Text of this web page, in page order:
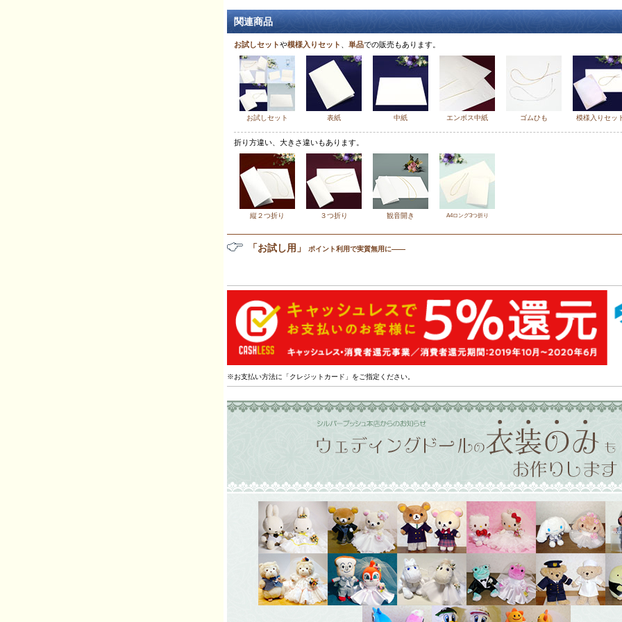
関連商品
お試しセットや模様入りセット 単品での販売もあります。
お試しセット 表紙 中紙 エンボス中紙 ゴムひも 模様入りセッ
折り方違い、大きさ違いもあります。
縦２つ折り ３つ折り 観音開き A4ロング3つ折り
「お試し用」 ポイント利用で実質無用に――
※お支払い方法に「クレジットカード」をご指定ください。